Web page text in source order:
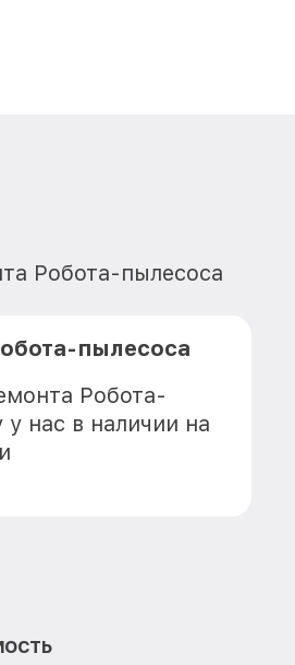
Робота-пылесоса
пылесоса
Робота-
нас в наличии на